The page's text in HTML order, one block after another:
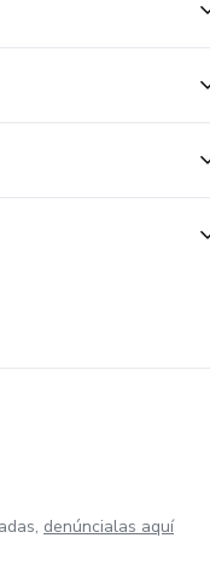
denúncialas aquí